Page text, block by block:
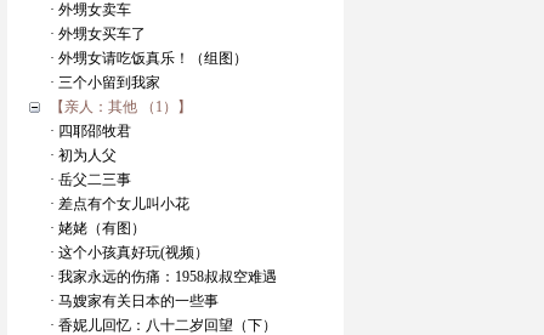
· 外甥女卖车
· 外甥女买车了
· 外甥女请吃饭真乐！（组图）
· 三个小留到我家
【亲人：其他 （1）】
· 四耶邵牧君
· 初为人父
· 岳父二三事
· 差点有个女儿叫小花
· 姥姥（有图）
· 这个小孩真好玩(视频）
· 我家永远的伤痛：1958叔叔空难遇
· 马嫂家有关日本的一些事
· 香妮儿回忆：八十二岁回望（下）